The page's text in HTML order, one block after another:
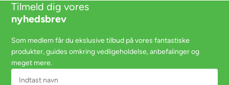
Tilmeld dig vores
nyhedsbrev
Som medlem får du ekslusive tilbud på vores fantastiske
produkter, guides omkring vedligeholdelse, anbefalinger og
meget mere.